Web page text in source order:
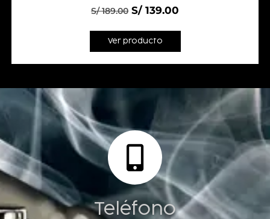
S/189.00 S/ 139.00
Ver producto
Teléfono